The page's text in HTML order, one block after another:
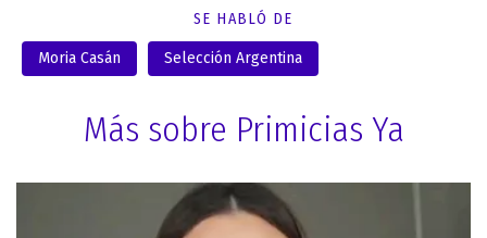
SE HABLÓ DE
Moria Casán Selección Argentina
Más sobre Primicias Ya